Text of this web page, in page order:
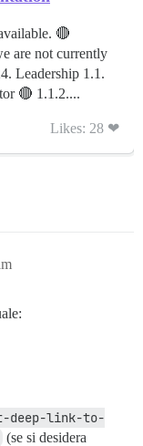
🔴
are not currently
Leadership 1.1.
🔴 1.1.2....
Likes: 28 ❤
deep-link-to-
(se si desidera